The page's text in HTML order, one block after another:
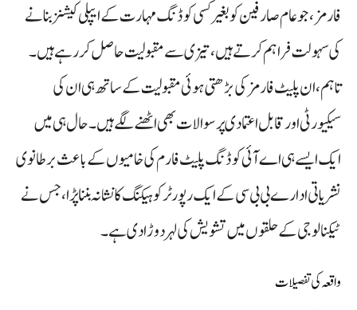
فارمز، جو عام صارفین کو بغیر کسی کوڈنگ مہارت کے ایپلی کیشنز بنانے
کی سہولت فراہم کرتے ہیں، تیزی سے مقبولیت حاصل کر رہے ہیں۔
تاہم، ان پلیٹ فارمز کی بڑھتی ہوئی مقبولیت کے ساتھ ہی ان کی
سیکیورٹی اور قابل اعتمادی پر سوالات بھی اٹھنے لگے ہیں۔ حال ہی میں
ایک ایسے ہی اے آئی کوڈنگ پلیٹ فارم کی خامیوں کے باعث برطانوی
نشریاتی ادارے بی بی سی کے ایک رپورٹر کو ہیکنگ کا نشانہ بننا پڑا، جس نے
ٹیکنالوجی کے حلقوں میں تشویش کی لہر دوڑا دی ہے۔
واقعہ کی تفصیلات